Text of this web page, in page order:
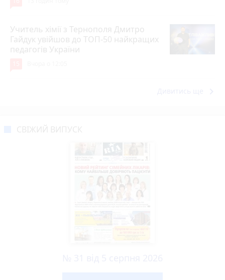
Учитель хімії з Тернополя Дмитро
Гайдук увійшов до ТОП-50 найкращих
педагогів України